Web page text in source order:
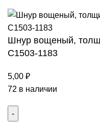
Шнур вощеный,
С1503-1183
5,00 ₽
72 в наличии